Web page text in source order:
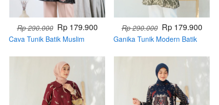
Rp 290.000 Rp 179.900
Cava Tunik Batik Muslim
Rp 290.000 Rp 179.900
Ganika Tunik Modern Batik